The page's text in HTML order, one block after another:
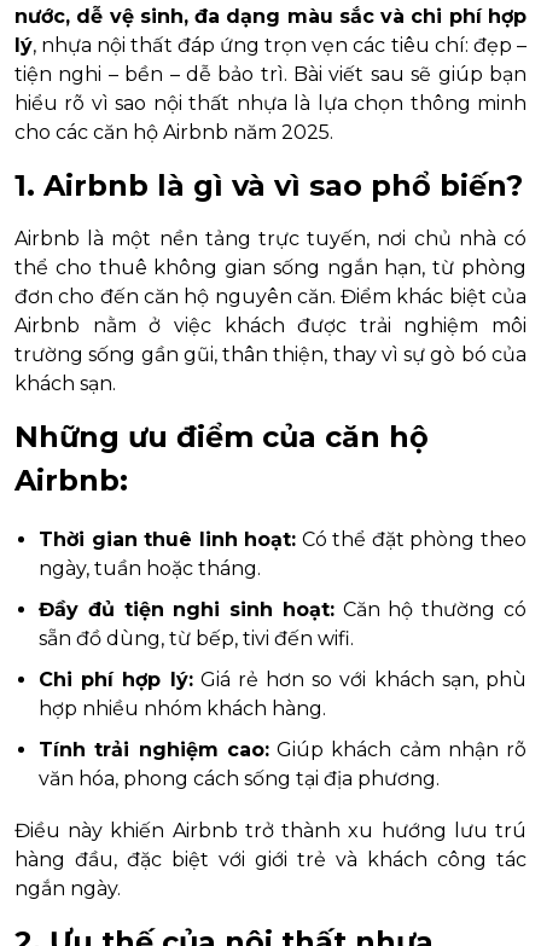
nước, dễ vệ sinh, đa dạng màu sắc và chi phí hợp
lý, nhựa nội thất đáp ứng trọn vẹn các tiêu chí: đẹp –
tiện nghi – bền – dễ bảo trì. Bài viết sau sẽ giúp bạn
hiểu rõ vì sao nội thất nhựa là lựa chọn thông minh
cho các căn hộ Airbnb năm 2025.
1. Airbnb là gì và vì sao phổ biến?
Airbnb là một nền tảng trực tuyến, nơi chủ nhà có
thể cho thuê không gian sống ngắn hạn, từ phòng
đơn cho đến căn hộ nguyên căn. Điểm khác biệt của
Airbnb nằm ở việc khách được trải nghiệm môi
trường sống gần gũi, thân thiện, thay vì sự gò bó của
khách sạn.
Những ưu điểm của căn hộ
Airbnb:
Thời gian thuê linh hoạt: Có thể đặt phòng theo
ngày, tuần hoặc tháng.
Đầy đủ tiện nghi sinh hoạt:Căn hộ thường có
sẵn đồ dùng, từ bếp, tivi đến wifi.
Chi phí hợp lý:Giá rẻ hơn so với khách sạn, phù
hợp nhiều nhóm khách hàng.
Tính trải nghiệm cao:Giúp khách cảm nhận rõ
văn hóa, phong cách sống tại địa phương.
Điều này khiến Airbnb trở thành xu hướng lưu trú
hàng đầu, đặc biệt với giới trẻ và khách công tác
ngắn ngày.